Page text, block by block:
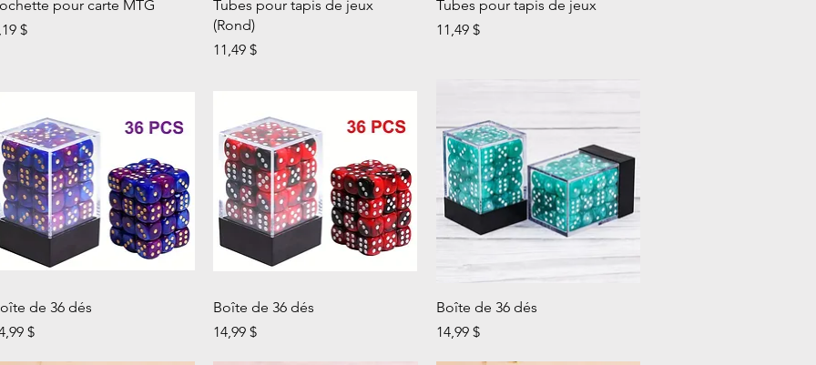
pour carte MTG
$
Tubes pour tapis de jeux
(Rond)
Prix
11,49 $
Tubes pour tapis de jeux
Prix
11,49 $
Aperçu rapide
de 36 dés
$
Aperçu rapide
Boîte de 36 dés
Prix
14,99 $
Aperçu rapide
Boîte de 36 dés
Prix
14,99 $